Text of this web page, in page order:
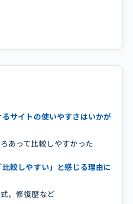
サイトの使いやすさはいかが
あって比較しやすかった
較しやすい」と感じる理由に
，修復歴など